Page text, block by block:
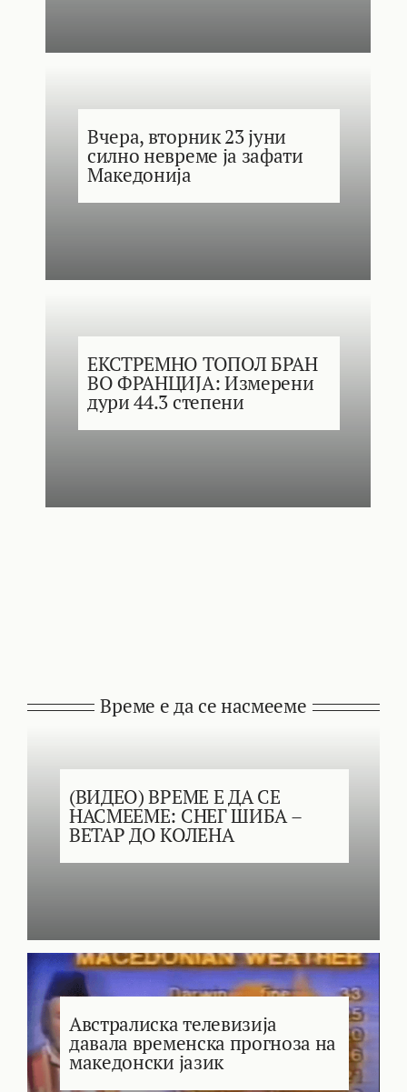
Вчера, вторник 23 јуни
силно невреме ја зафати
Македонија
ЕКСТРЕМНО ТОПОЛ БРАН
ВО ФРАНЦИЈА: Измерени
дури 44.3 степени
Време е да се насмееме
(ВИДЕО) ВРЕМЕ Е ДА СЕ
НАСМЕЕМЕ: СНЕГ ШИБА –
ВЕТАР ДО КОЛЕНА
Австралиска телевизија
давала временска прогноза на
македонски јазик